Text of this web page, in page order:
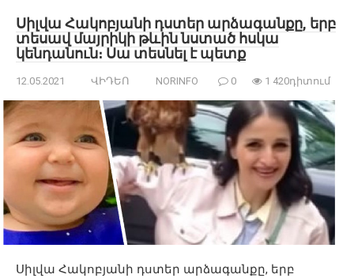
Սիլվա Հակոբյանի դստեր արձագանքը, երբ
տեսավ մայրիկի թևին նստած հսկա
կենդանուն։ Սա տեսնել է պետք
12.05.2021 ՎԻԴԵՈ NORINFO 0 1 420դիտում
Սիլվա Հակոբյանի դստեր արձագանքը, երբ